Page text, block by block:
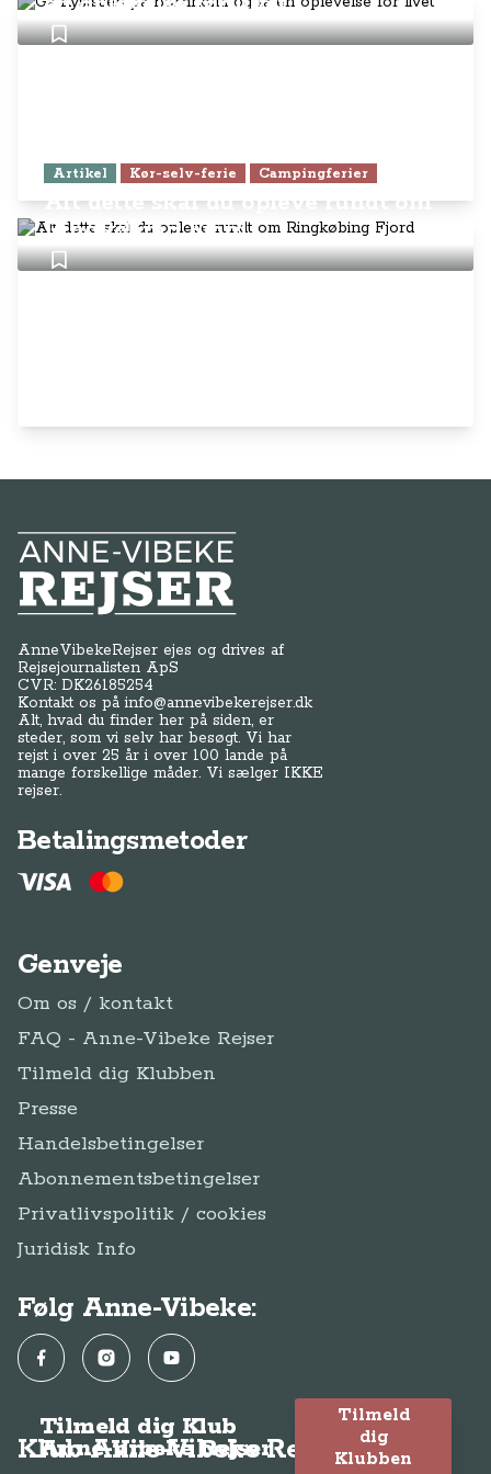
Artikel Kør-selv-ferie Campingferier
Alt dette skal du opleve rundt om
Ringkøbing Fjord
Anne-Vibeke Rejser
AnneVibekeRejser ejes og drives af
Rejsejournalisten ApS
CVR: DK26185254
Kontakt os påinfo@annevibekerejser.dk
Alt, hvad du finder her på siden, er
steder, som vi selv har besøgt. Vi har
rejst i over 25 år i over 100 lande på
mange forskellige måder. Vi sælger IKKE
rejser.
Betalingsmetoder
Genveje
Om os / kontakt
FAQ - Anne-Vibeke Rejser
Tilmeld dig Klubben
Presse
Handelsbetingelser
Abonnementsbetingelser
Privatlivspolitik / cookies
Juridisk Info
Følg Anne-Vibeke:
FacebookInstagramYouTube
Klub Anne-Vibeke Rejser
Tilmeld dig Klub
Anne-Vibeke Rejser
Tilmeld
dig
Klubben